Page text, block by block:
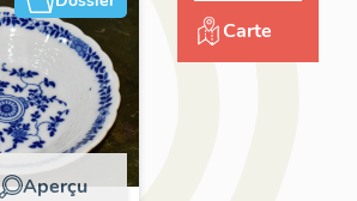
Aperçu
Carte